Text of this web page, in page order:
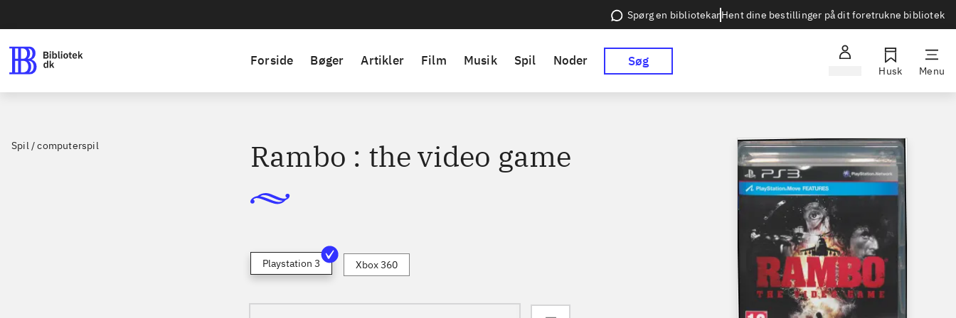
Spørg en bibliotekarHent dine bestillinger på dit foretrukne bibliotek
Forside Bøger Artikler Film Musik Spil Noder Søg
Husk Menu
Spil / computerspil Rambo : the video game
Playstation 3 Xbox 360